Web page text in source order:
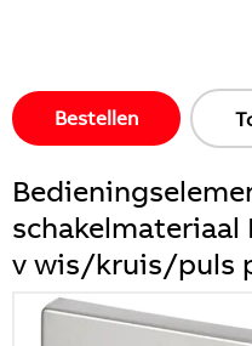
Bestellen
v wis/kruis/puls